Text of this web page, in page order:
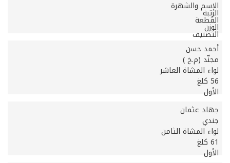
المصارعة
الحرة
الإسم والشهرة
الرتبة
القطعة
الوزن
التصنيف
أحمد حسن
مجنّد (م.خ )
لواء المشاة العاشر
56 كلغ
الأول
جهاد عثمان
جندي
لواء المشاة الثامن
61 كلغ
الأول